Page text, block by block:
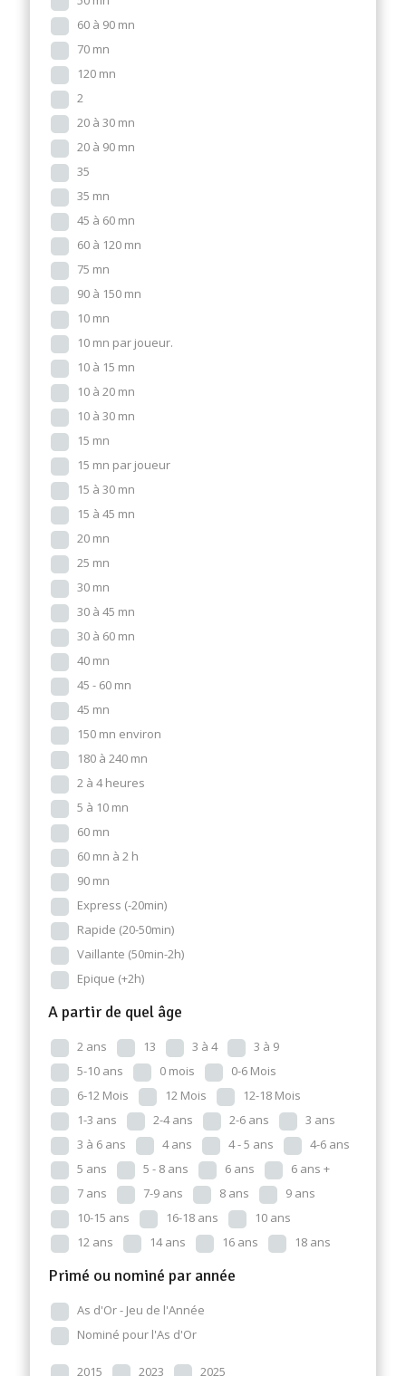
60 à 90 mn
70 mn
120 mn
2
20 à 30 mn
20 à 90 mn
35
35 mn
45 à 60 mn
60 à 120 mn
75 mn
90 à 150 mn
10 mn
10 mn par joueur.
10 à 15 mn
10 à 20 mn
10 à 30 mn
15 mn
15 mn par joueur
15 à 30 mn
15 à 45 mn
20 mn
25 mn
30 mn
30 à 45 mn
30 à 60 mn
40 mn
45 - 60 mn
45 mn
150 mn environ
180 à 240 mn
2 à 4 heures
5 à 10 mn
60 mn
60 mn à 2 h
90 mn
Express (-20min)
Rapide (20-50min)
Vaillante (50min-2h)
Epique (+2h)
A partir de quel âge
2 ans 13 3 à 4
3 à 9
5-10 ans
0 mois
0-6 Mois
6-12 Mois
12 Mois
12-18 Mois
1-3 ans
2-4 ans 2-6 ans
3 ans
3 à 6 ans
4 ans 4 - 5 ans
4-6 ans
5 ans
5 - 8 ans 6 ans
6 ans +
7 ans
7-9 ans 8 ans
9 ans
10-15 ans
16-18 ans
10 ans
12 ans
14 ans 16 ans 18 ans
Primé ou nominé par année
As d'Or - Jeu de l'Année
Nominé pour l'As d'Or
2015 2023
2025